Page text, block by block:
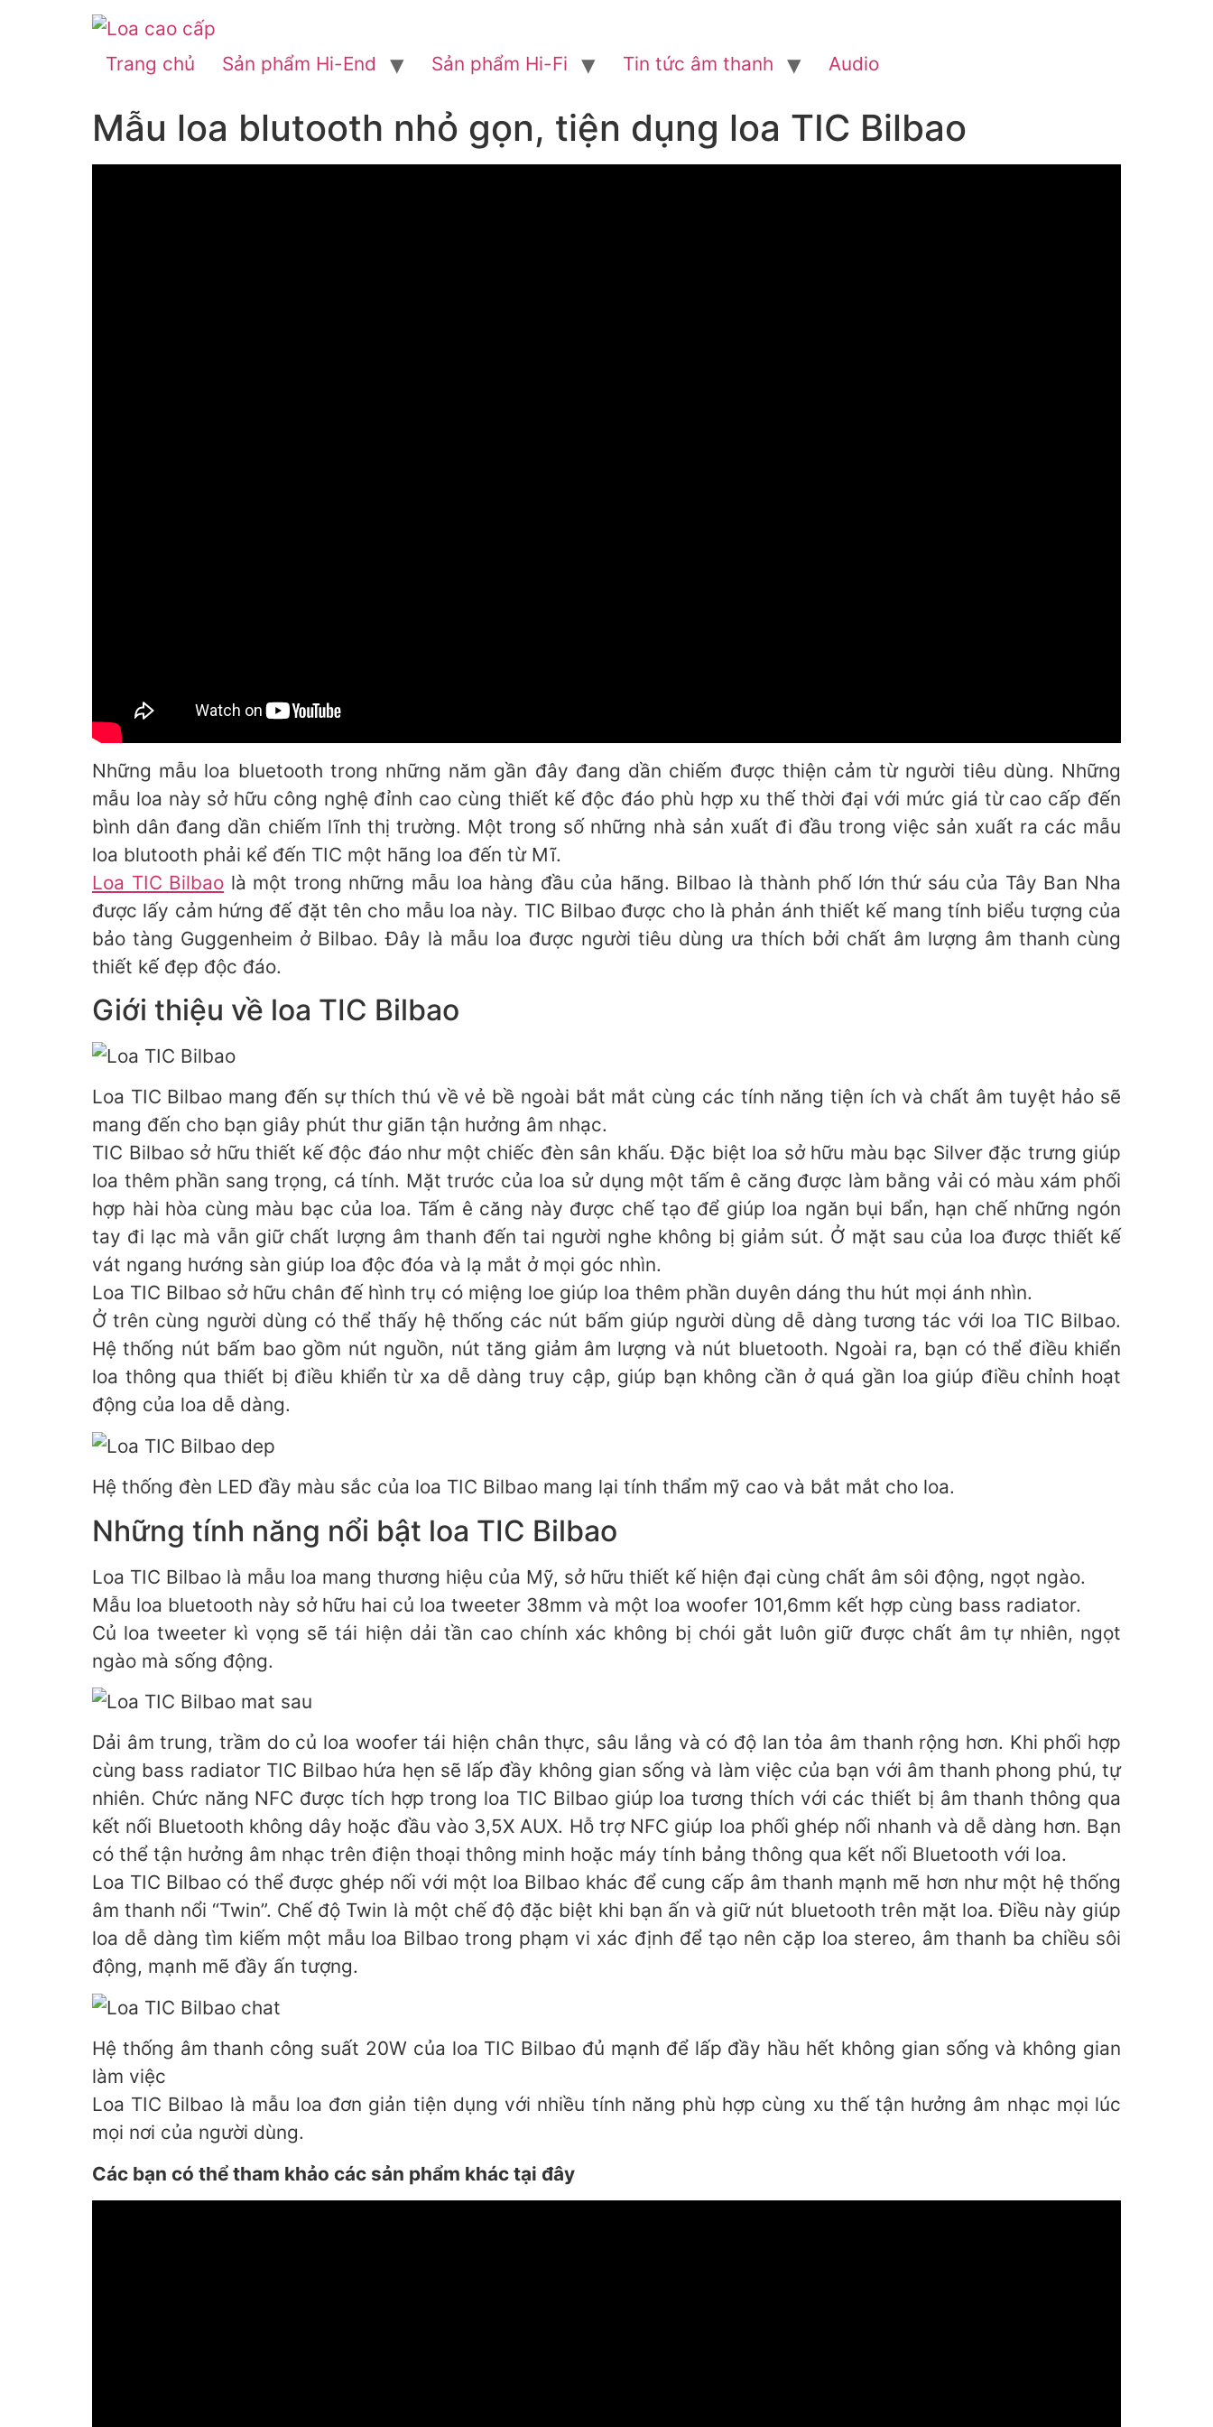
Trang chủ Sản phẩm Hi-End Sản phẩm Hi-Fi Tin tức âm thanh Audio
Mẫu loa blutooth nhỏ gọn, tiện dụng loa TIC Bilbao
Những mẫu loa bluetooth trong những năm gần đây đang dần chiếm được thiện cảm từ người tiêu dùng. Những
mẫu loa này sở hữu công nghệ đỉnh cao cùng thiết kế độc đáo phù hợp xu thế thời đại với mức giá từ cao cấp đến
bình dân đang dần chiếm lĩnh thị trường. Một trong số những nhà sản xuất đi đầu trong việc sản xuất ra các mẫu
loa blutooth phải kể đến TIC một hãng loa đến từ Mĩ.
Loa TIC Bilbao là một trong những mẫu loa hàng đầu của hãng. Bilbao là thành phố lớn thứ sáu của Tây Ban Nha
được lấy cảm hứng đế đặt tên cho mẫu loa này. TIC Bilbao được cho là phản ánh thiết kế mang tính biểu tượng của
bảo tàng Guggenheim ở Bilbao. Đây là mẫu loa được người tiêu dùng ưa thích bởi chất âm lượng âm thanh cùng
thiết kế đẹp độc đáo.
Giới thiệu về loa TIC Bilbao
Loa TIC Bilbao mang đến sự thích thú về vẻ bề ngoài bắt mắt cùng các tính năng tiện ích và chất âm tuyệt hảo sẽ
mang đến cho bạn giây phút thư giãn tận hưởng âm nhạc.
TIC Bilbao sở hữu thiết kế độc đáo như một chiếc đèn sân khấu. Đặc biệt loa sở hữu màu bạc Silver đặc trưng giúp
loa thêm phần sang trọng, cá tính. Mặt trước của loa sử dụng một tấm ê căng được làm bằng vải có màu xám phối
hợp hài hòa cùng màu bạc của loa. Tấm ê căng này được chế tạo để giúp loa ngăn bụi bẩn, hạn chế những ngón
tay đi lạc mà vẫn giữ chất lượng âm thanh đến tai người nghe không bị giảm sút. Ở mặt sau của loa được thiết kế
vát ngang hướng sàn giúp loa độc đóa và lạ mắt ở mọi góc nhìn.
Loa TIC Bilbao sở hữu chân đế hình trụ có miệng loe giúp loa thêm phần duyên dáng thu hút mọi ánh nhìn.
Ở trên cùng người dùng có thể thấy hệ thống các nút bấm giúp người dùng dễ dàng tương tác với loa TIC Bilbao.
Hệ thống nút bấm bao gồm nút nguồn, nút tăng giảm âm lượng và nút bluetooth. Ngoài ra, bạn có thể điều khiển
loa thông qua thiết bị điều khiển từ xa dễ dàng truy cập, giúp bạn không cần ở quá gần loa giúp điều chỉnh hoạt
động của loa dễ dàng.
Hệ thống đèn LED đầy màu sắc của loa TIC Bilbao mang lại tính thẩm mỹ cao và bắt mắt cho loa.
Những tính năng nổi bật loa TIC Bilbao
Loa TIC Bilbao là mẫu loa mang thương hiệu của Mỹ, sở hữu thiết kế hiện đại cùng chất âm sôi động, ngọt ngào.
Mẫu loa bluetooth này sở hữu hai củ loa tweeter 38mm và một loa woofer 101,6mm kết hợp cùng bass radiator.
Củ loa tweeter kì vọng sẽ tái hiện dải tần cao chính xác không bị chói gắt luôn giữ được chất âm tự nhiên, ngọt
ngào mà sống động.
Dải âm trung, trầm do củ loa woofer tái hiện chân thực, sâu lắng và có độ lan tỏa âm thanh rộng hơn. Khi phối hợp
cùng bass radiator TIC Bilbao hứa hẹn sẽ lấp đầy không gian sống và làm việc của bạn với âm thanh phong phú, tự
nhiên. Chức năng NFC được tích hợp trong loa TIC Bilbao giúp loa tương thích với các thiết bị âm thanh thông qua
kết nối Bluetooth không dây hoặc đầu vào 3,5X AUX. Hỗ trợ NFC giúp loa phối ghép nối nhanh và dễ dàng hơn. Bạn
có thể tận hưởng âm nhạc trên điện thoại thông minh hoặc máy tính bảng thông qua kết nối Bluetooth với loa.
Loa TIC Bilbao có thể được ghép nối với một loa Bilbao khác để cung cấp âm thanh mạnh mẽ hơn như một hệ thống
âm thanh nổi “Twin”. Chế độ Twin là một chế độ đặc biệt khi bạn ấn và giữ nút bluetooth trên mặt loa. Điều này giúp
loa dễ dàng tìm kiếm một mẫu loa Bilbao trong phạm vi xác định để tạo nên cặp loa stereo, âm thanh ba chiều sôi
động, mạnh mẽ đầy ấn tượng.
Hệ thống âm thanh công suất 20W của loa TIC Bilbao đủ mạnh để lấp đầy hầu hết không gian sống và không gian
làm việc
Loa TIC Bilbao là mẫu loa đơn giản tiện dụng với nhiều tính năng phù hợp cùng xu thế tận hưởng âm nhạc mọi lúc
mọi nơi của người dùng.
Các bạn có thể tham khảo các sản phẩm khác tại đây